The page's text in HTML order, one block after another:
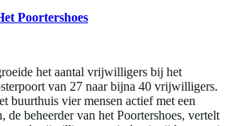
Poortershoes
het aantal vrijwilligers bij het
van 27 naar bijna 40 vrijwilligers.
buurthuis vier mensen actief met een
de beheerder van het Poortershoes, vertelt